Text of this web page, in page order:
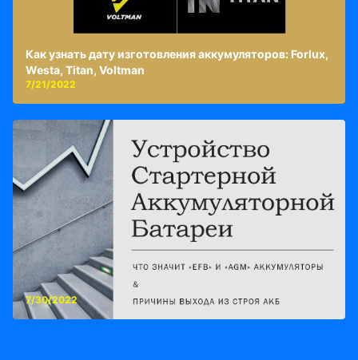
Как узнать дату изготовления аккумуляторов: Forlux,
Westa, Titan, Voltman
7/21/2022
7/30/2022